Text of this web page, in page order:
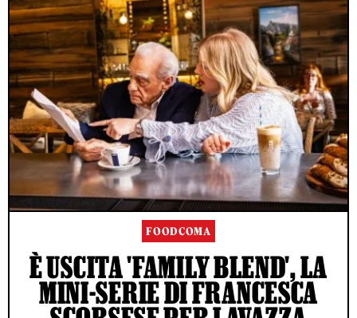
FOODCOMA
È USCITA 'FAMILY BLEND', LA
MINI-SERIE DI FRANCESCA